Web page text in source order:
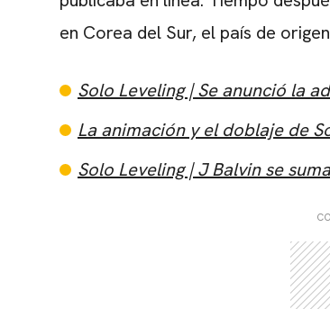
en Corea del Sur, el país de
Solo Leveling | Se anunció la
La animación y el doblaje de
Solo Leveling | J Balvin se